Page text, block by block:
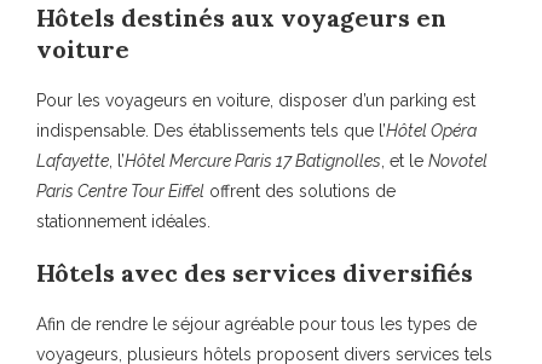
Hôtels destinés aux voyageurs en
voiture
Pour les voyageurs en voiture, disposer d’un parking est
indispensable. Des établissements tels que l’Hôtel Opéra
Lafayette , l’Hôtel Mercure Paris 17 Batignolles , et le Novotel
Paris Centre Tour Eiffel offrent des solutions de
stationnement idéales.
Hôtels avec des services diversifiés
Afin de rendre le séjour agréable pour tous les types de
voyageurs, plusieurs hôtels proposent divers services tels